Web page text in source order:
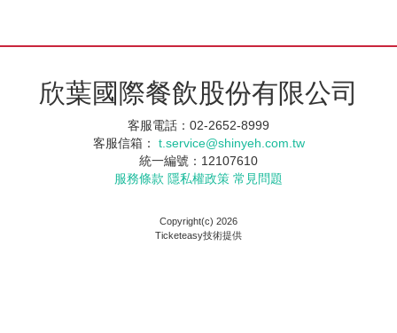
欣葉國際餐飲股份有限公司
客服電話：02-2652-8999
客服信箱： t.service@shinyeh.com.tw
統一編號：12107610
服務條款 隱私權政策 常見問題
Copyright(c) 2026
Ticketeasy技術提供